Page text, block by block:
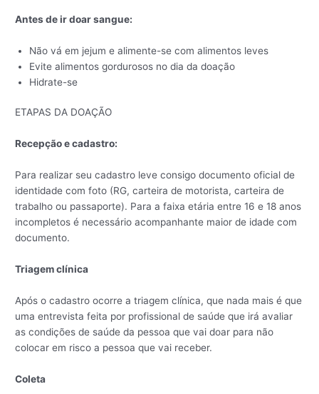
Antes de ir doar sangue:
Não vá em jejum e alimente-se com alimentos leves
Evite alimentos gordurosos no dia da doação
Hidrate-se
ETAPAS DA DOAÇÃO
Recepção e cadastro:
Para realizar seu cadastro leve consigo documento oficial de
identidade com foto (RG, carteira de motorista, carteira de
trabalho ou passaporte). Para a faixa etária entre 16 e 18 anos
incompletos é necessário acompanhante maior de idade com
documento.
Triagem clínica
Após o cadastro ocorre a triagem clínica, que nada mais é que
uma entrevista feita por profissional de saúde que irá avaliar
as condições de saúde da pessoa que vai doar para não
colocar em risco a pessoa que vai receber.
Coleta